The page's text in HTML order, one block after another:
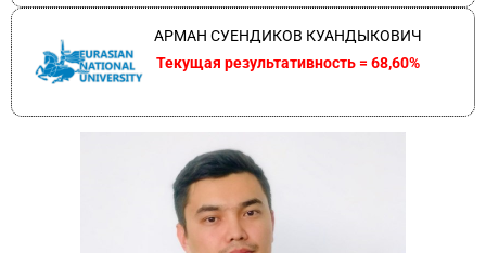
АРМАН СУЕНДИКОВ КУАНДЫКОВИЧ
Текущая результативность = 68,60%